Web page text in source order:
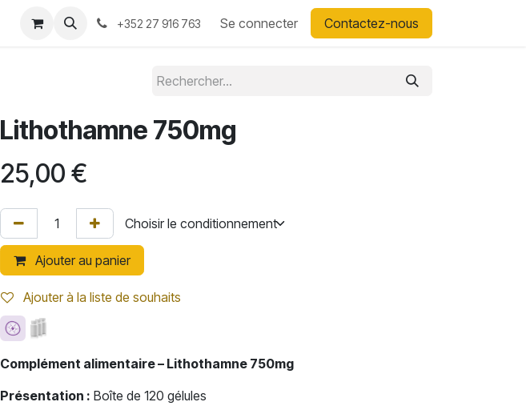
Blog +352 27 916 763 Se connecter Contactez-nous
Lithothamne 750mg
25,00 €
Ajouter au panier
Ajouter à la liste de souhaits
Complément alimentaire – Lithothamne 750mg
Présentation : Boîte de 120 gélules